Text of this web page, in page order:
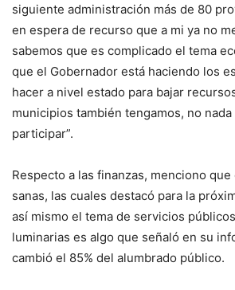
siguiente administración más de 80
en espera de recurso que a mi ya no
sabemos que es complicado el tema
que el Gobernador está haciendo los
hacer a nivel estado para bajar
municipios también tengamos, no
participar”.
Respecto a las finanzas, menciono que
sanas, las cuales destacó para la
así mismo el tema de servicios
luminarias es algo que señaló en su
cambió el 85% del alumbrado público.